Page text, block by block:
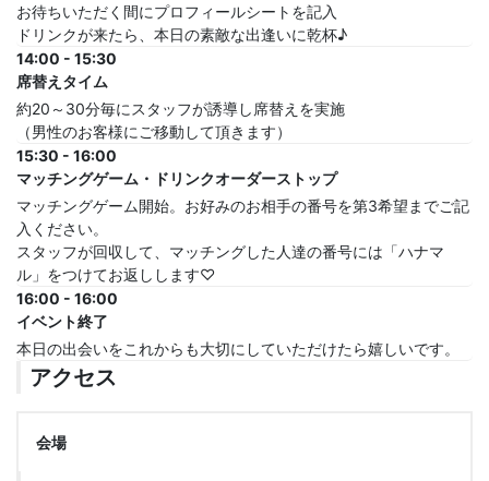
お待ちいただく間にプロフィールシートを記入
ドリンクが来たら、本日の素敵な出逢いに乾杯♪
14:00 - 15:30
席替えタイム
約20～30分毎にスタッフが誘導し席替えを実施
（男性のお客様にご移動して頂きます）
15:30 - 16:00
マッチングゲーム・ドリンクオーダーストップ
マッチングゲーム開始。お好みのお相手の番号を第3希望までご記
入ください。
スタッフが回収して、マッチングした人達の番号には「ハナマ
ル」をつけてお返しします♡
16:00 - 16:00
イベント終了
本日の出会いをこれからも大切にしていただけたら嬉しいです。
アクセス
会場